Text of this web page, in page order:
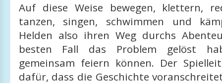
Auf diese Weise bewegen, klettern,
tanzen, singen, schwimmen und
Helden also ihren Weg durchs
besten Fall das Problem gelöst
gemeinsam feiern können. Der
dafür, dass die Geschichte